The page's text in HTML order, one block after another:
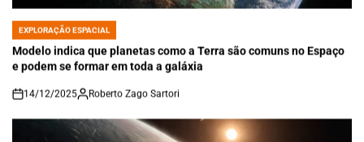
POSTED
IN
EXPLORAÇÃO ESPACIAL
Modelo indica que planetas como a Terra são comuns no Espaço
e podem se formar em toda a galáxia
on
14/12/2025 Roberto Zago Sartori